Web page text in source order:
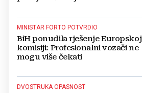
MINISTAR FORTO POTVRDIO
BiH ponudila rješenje Europskoj
komisiji: Profesionalni vozači ne
mogu više čekati
DVOSTRUKA OPASNOST